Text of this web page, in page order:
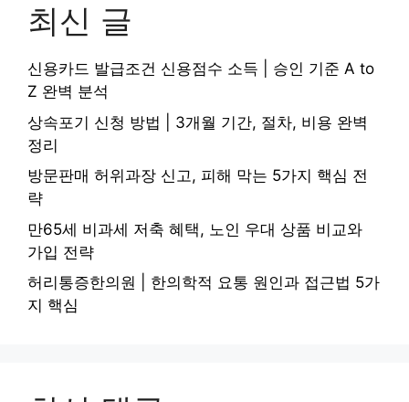
최신 글
신용카드 발급조건 신용점수 소득 | 승인 기준 A to
Z 완벽 분석
상속포기 신청 방법 | 3개월 기간, 절차, 비용 완벽
정리
방문판매 허위과장 신고, 피해 막는 5가지 핵심 전
략
만65세 비과세 저축 혜택, 노인 우대 상품 비교와
가입 전략
허리통증한의원 | 한의학적 요통 원인과 접근법 5가
지 핵심